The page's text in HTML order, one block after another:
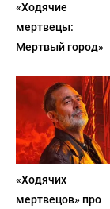
«Ходячие
мертвецы:
Мертвый город»
«Ходячих
мертвецов» про